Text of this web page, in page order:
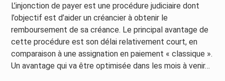
Être prêt pour la facturation électronique
L’injonction de payer est une procédure judiciaire dont
l’objectif est d’aider un créancier à obtenir le
remboursement de sa créance. Le principal avantage de
cette procédure est son délai relativement court, en
comparaison à une assignation en paiement « classique ».
Un avantage qui va être optimisée dans les mois à venir…